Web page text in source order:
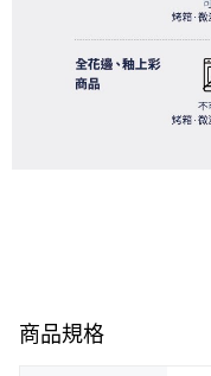
商品規格